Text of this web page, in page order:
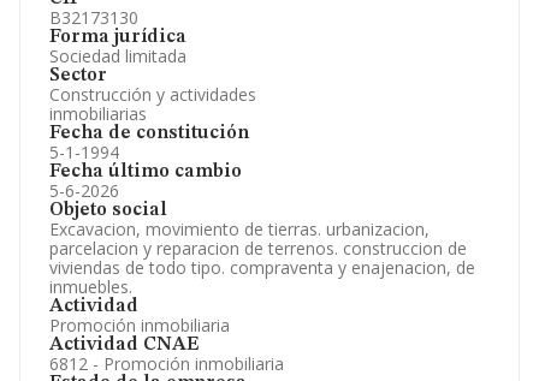
B32173130
Forma jurídica
Sociedad limitada
Sector
Construcción y actividades
inmobiliarias
Fecha de constitución
5-1-1994
Fecha último cambio
5-6-2026
Objeto social
Excavacion, movimiento de tierras. urbanizacion,
parcelacion y reparacion de terrenos. construccion de
viviendas de todo tipo. compraventa y enajenacion, de
inmuebles.
Actividad
Promoción inmobiliaria
Actividad CNAE
6812 - Promoción inmobiliaria